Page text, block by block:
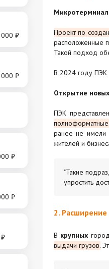
Проект по
расположенные
Такой подход
В 2024 году ПЭК
Открытие
ПЭК
ранее не имели
жителей и
"Такие
упростить
2. Расширение
В крупных
выдачи грузов.
000 ₽
000 ₽
₽
₽